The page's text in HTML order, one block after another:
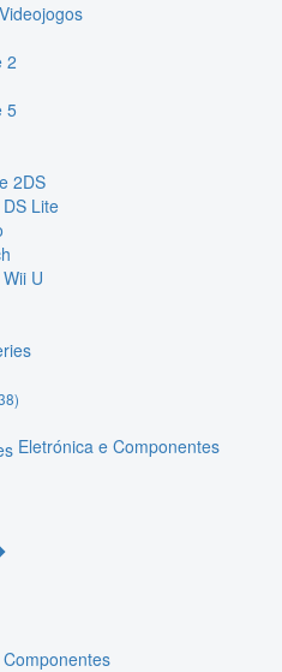
2
5
2DS
Lite
U
Eletrónica e Componentes